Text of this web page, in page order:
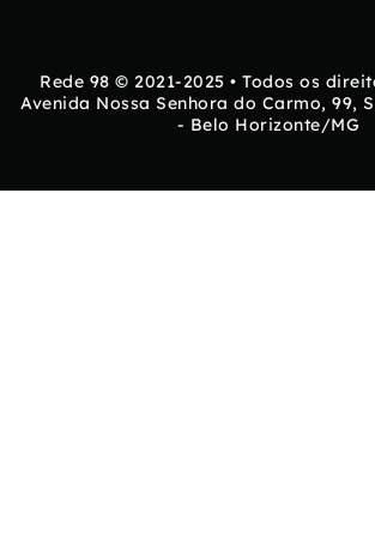
Rede 98 © 2021-2025 • Todos os
Avenida Nossa Senhora do Carmo, 99,
- Belo Horizonte/MG